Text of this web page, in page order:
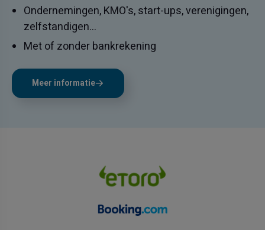
Ondernemingen, KMO's, start-ups, verenigingen,
zelfstandigen...
Met of zonder bankrekening
Meer informatie